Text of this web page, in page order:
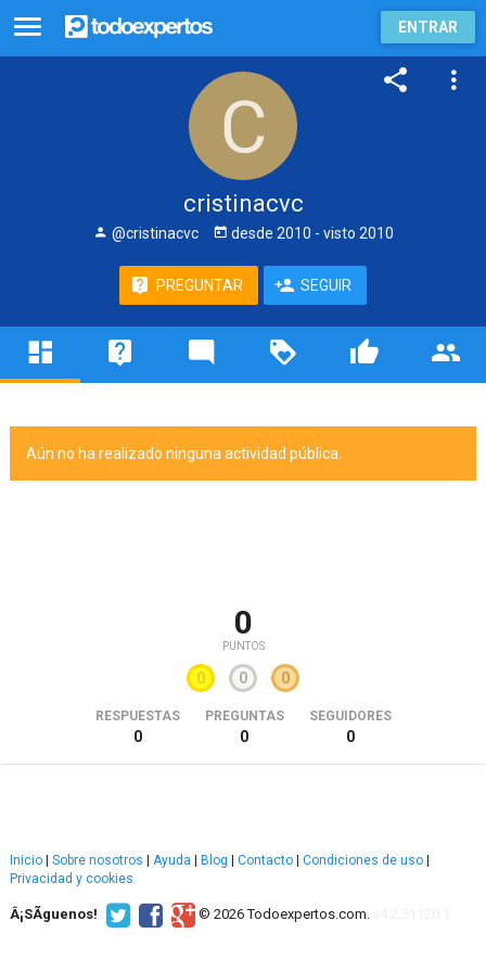
ENTRAR
cristinacvc
@cristinacvc desde 2010 - visto 2010
PREGUNTAR SEGUIR
Aún no ha realizado ninguna actividad pública.
0
PUNTOS
0 0 0
RESPUESTAS
0
PREGUNTAS
0
SEGUIDORES
0
Inicio Sobre nosotros Ayuda Blog Contacto Condiciones de uso
Privacidad y cookies
Â¡SÃ­guenos! © 2026 Todoexpertos.com.